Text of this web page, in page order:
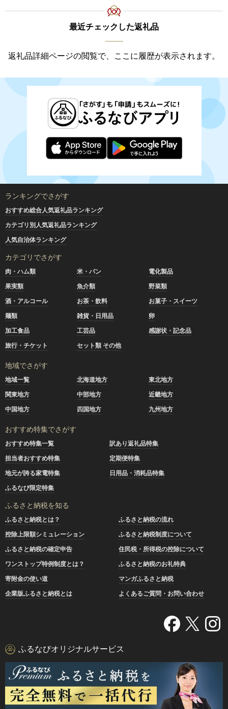
最近チェックした返礼品
返礼品詳細ページの閲覧で、ここに履歴が表示されます。
ランキングでさがす
おすすめ総合人気返礼品ランキング
カテゴリ別人気返礼品ランキング
人気自治体ランキング
カテゴリでさがす
肉・ハム類 米・パン
電化製品
果実類
魚介類
野菜類
酒・アルコール
お茶・飲料
お菓子・スイーツ
麺類
雑貨・日用品
卵
加工食品
工芸品
感謝状・記念品
旅行・チケット
セット類 その他
地域でさがす
地域一覧 北海道地方
東北地方
関東地方
中部地方
近畿地方
中国地方
四国地方 九州地方
おすすめ特集でさがす
おすすめ特集一覧
訳あり返礼品特集
担当者おすすめ特集
定期便特集
地元が誇る家電特集
日用品・消耗品特集
ふるなび限定特集
ふるさと納税を知る
ふるさと納税とは？
ふるさと納税の流れ
控除上限額シミュレーション
ふるさと納税制度について
ふるさと納税の確定申告
住民税・所得税の控除について
ワンストップ特例制度とは？
ふるさと納税のお礼特典
寄附金の使い道
マンガふるさと納税
企業版ふるさと納税とは
よくあるご質問・お問い合わせ
ふるなびオリジナルサービス